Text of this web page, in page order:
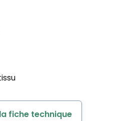
la fiche technique